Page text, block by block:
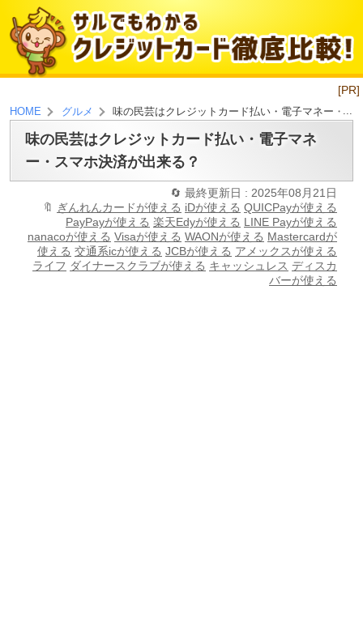
[PR]
HOME グルメ 味の民芸はクレジットカード払い・電子マネー・ス
味の民芸はクレジットカード払い・電子マネ
ー・スマホ決済が出来る？
最終更新日 : 2025年08月21日
ぎんれんカードが使える iDが使える QUICPayが使える
PayPayが使える 楽天Edyが使える LINE Payが使える
nanacoが使える Visaが使える WAONが使える Mastercardが
使える 交通系icが使える JCBが使える アメックスが使える
ライフ ダイナースクラブが使える キャッシュレス ディスカ
バーが使える